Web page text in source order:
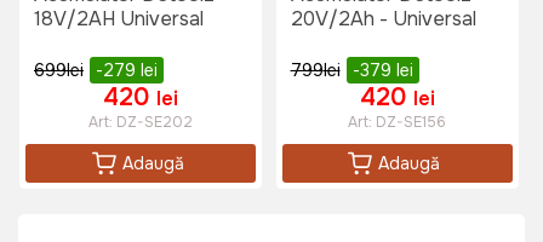
18V/2AH Universal
699lei -279 lei
420 lei
Art: DZ-SE202
Adaugă
20V/2Ah - Universal
799lei -379 lei
420 lei
Art: DZ-SE156
Adaugă